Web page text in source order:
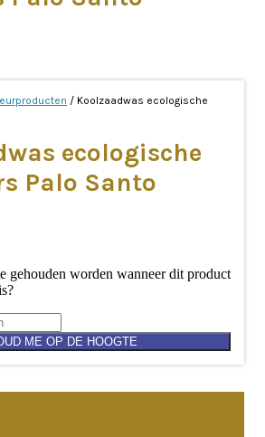
/ Koolzaadwas ecologische
ecologische
Palo Santo
gehouden worden wanneer dit product
ME OP DE HOOGTE